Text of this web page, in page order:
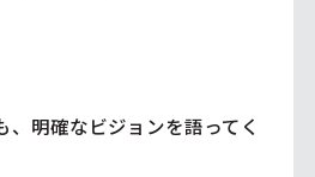
、明確なビジョンを語ってく